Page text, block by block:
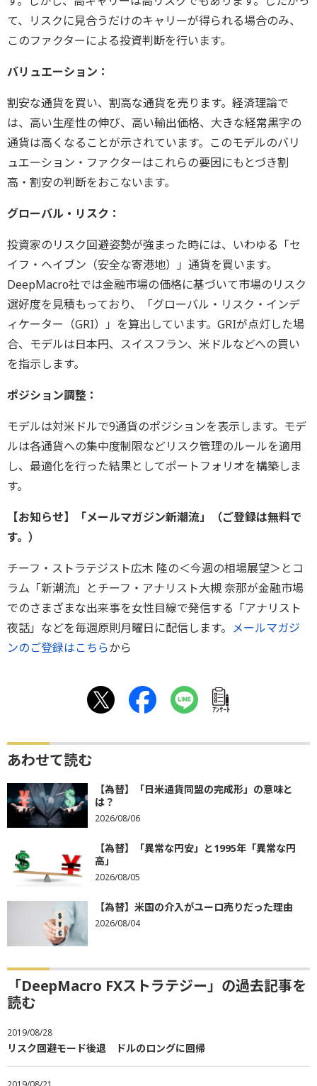
て、リスクに見合うだけのキャリーが得られる場合のみ、
このファクターによる投資判断を行います。
バリュエーション：
割安な通貨を買い、割高な通貨を売ります。経済理論で
は、高い生産性の伸び、高い輸出価格、大きな経常黒字の
通貨は高くなることが示されています。このモデルのバリ
ュエーション・ファクターはこれらの要因にもとづき割
高・割安の判断をおこないます。
グローバル・リスク：
投資家のリスク回避姿勢が強まった時には、いわゆる「セ
イフ・ヘイブン（安全な寄港地）」通貨を買います。
DeepMacro社では金融市場の価格に基づいて市場のリスク
選好度を見積もっており、「グローバル・リスク・インデ
ィケーター（GRI）」を算出しています。GRIが点灯した場
合、モデルは日本円、スイスフラン、米ドルなどへの買い
を指示します。
ポジション調整：
モデルは対米ドルで9通貨のポジションを表示します。モデ
ルは各通貨への集中度制限などリスク管理のルールを適用
し、最適化を行った結果としてポートフォリオを構築しま
す。
【お知らせ】「メールマガジン新潮流」（ご登録は無料で
す。）
チーフ・ストラテジスト広木 隆の＜今週の相場展望＞とコ
ラム「新潮流」とチーフ・アナリスト大槻 奈那が金融市場
でのさまざまな出来事を女性目線で発信する「アナリスト
夜話」などを毎週原則月曜日に配信します。 メールマガジ
ンのご登録はこちらから
ｱﾝｹｰﾄ
あわせて読む
【為替】「日米通貨同盟の完成形」の意味と
は？
2026/08/06
【為替】「異常な円安」と1995年「異常な円
高」
2026/08/05
【為替】米国の介入がユーロ売りだった理由
2026/08/04
「DeepMacro FXストラテジー」の過去記事を
読む
2019/08/28
リスク回避モード後退 ドルのロングに回帰